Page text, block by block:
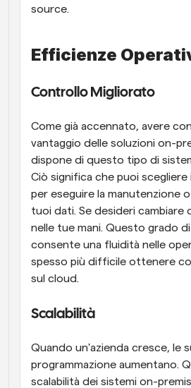
source.
Efficienze
Controllo Migliorato
Come già accennato, avere
vantaggio delle soluzioni on-
dispone di questo tipo di
Ciò significa che puoi scegliere
per eseguire la manutenzione
tuoi dati. Se desideri cambiare
nelle tue mani. Questo grado
consente una fluidità nelle
spesso più difficile ottenere
sul cloud.
Scalabilità
Quando un'azienda cresce, le
programmazione aumentano.
scalabilità dei sistemi on-